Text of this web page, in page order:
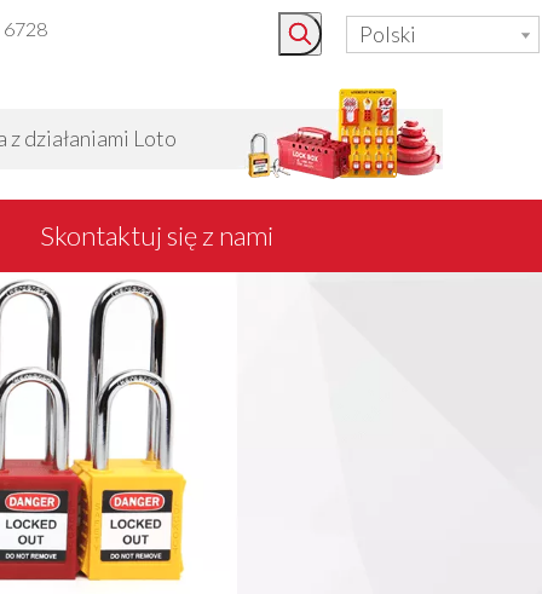
6728 Polski
Loto
Skontaktuj się z nami